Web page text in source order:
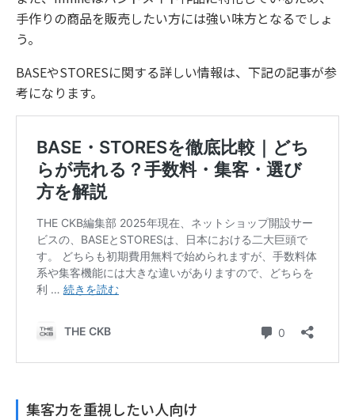
手作りの商品を販売したい方には強い味方となるでしょ
う。
BASEやSTORESに関する詳しい情報は、下記の記事が参
考になります。
集客力を重視したい人向け